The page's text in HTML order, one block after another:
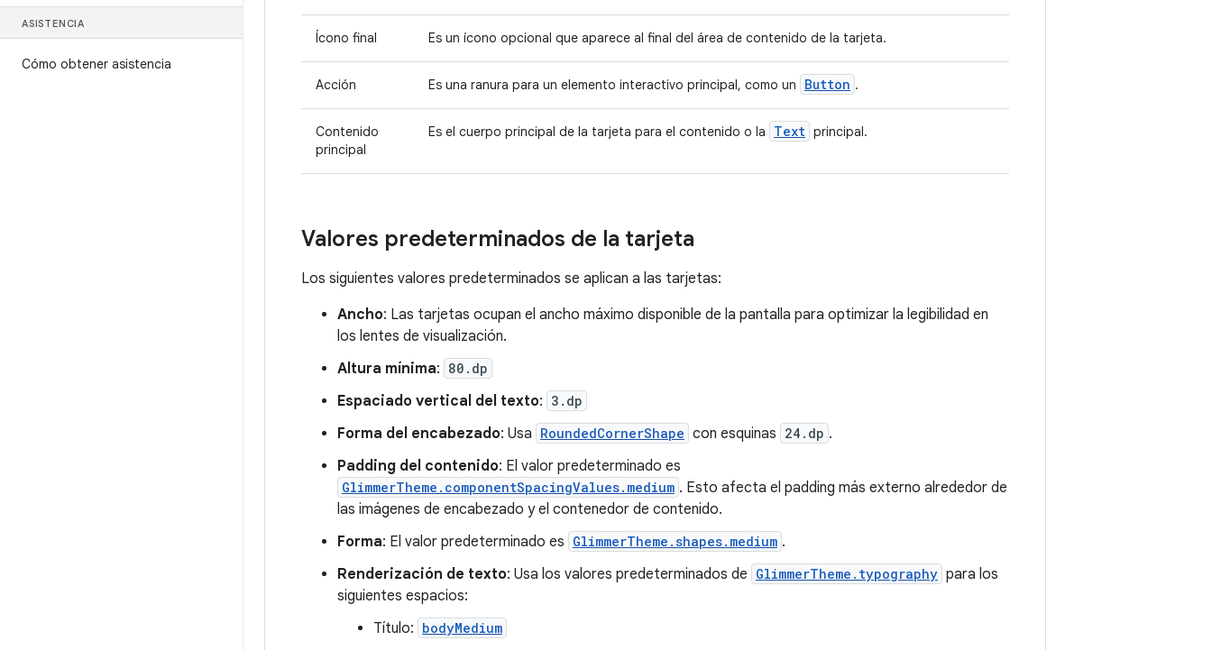
ASISTENCIA
Cómo obtener asistencia
Ícono final Es un ícono opcional que aparece al final del área de contenido de la tarjeta.
Acción Es una ranura para un elemento interactivo principal, como un Button .
Contenido
principal
Es el cuerpo principal de la tarjeta para el contenido o la Text principal.
Valores predeterminados de la tarjeta
Los siguientes valores predeterminados se aplican a las tarjetas:
Ancho: Las tarjetas ocupan el ancho máximo disponible de la pantalla para optimizar la legibilidad en
los lentes de visualización.
Altura mínima: 80.dp
Espaciado vertical del texto: 3.dp
Forma del encabezado: Usa RoundedCornerShape con esquinas 24.dp .
Padding del contenido: El valor predeterminado es
GlimmerTheme.componentSpacingValues.medium . Esto afecta el padding más externo alrededor de
las imágenes de encabezado y el contenedor de contenido.
Forma: El valor predeterminado es GlimmerTheme.shapes.medium .
Renderización de texto: Usa los valores predeterminados de GlimmerTheme.typography para los
siguientes espacios:
Título: bodyMedium